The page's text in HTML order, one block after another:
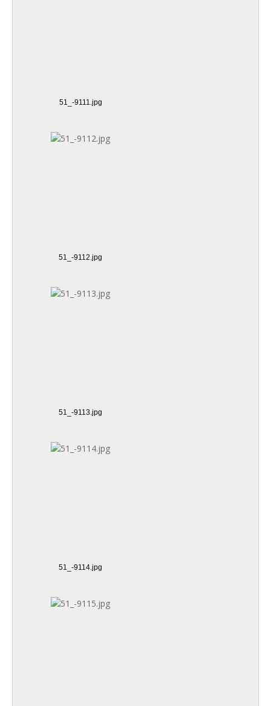
51_-9111.jpg
51_-9112.jpg
51_-9113.jpg
51_-9114.jpg